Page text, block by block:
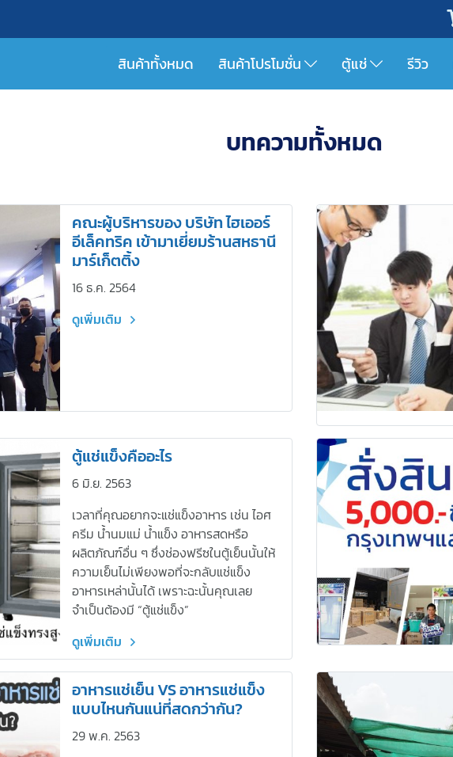
สินค้าทั้งหมด สินค้าโปรโมชั่น ตู้แช่ รีวิว
บทความทั้งหมด
คณะผู้บริหารของ บริษัท ไฮเออร์
อีเล็คทริค เข้ามาเยี่ยมร้านสหธานี
มาร์เก็ตติ้ง
16 ธ.ค. 2564
ดูเพิ่มเติม
ตู้แช่แข็งคืออะไร
6 มิ.ย. 2563
เวลาที่คุณอยากจะแช่แข็งอาหาร เช่น ไอศ
ครีม น้ำนมแม่ น้ำแข็ง อาหารสดหรือ
ผลิตภัณฑ์อื่น ๆ ซึ่งช่องฟรีซในตู้เย็นนั้นให้
ความเย็นไม่เพียงพอที่จะกลับแช่แข็ง
อาหารเหล่านั้นได้ เพราะฉะนั้นคุณเลย
จำเป็นต้องมี “ตู้แช่แข็ง”
ดูเพิ่มเติม
อาหารแช่เย็น VS อาหารแช่แข็ง
แบบไหนกันแน่ที่สดกว่ากัน?
29 พ.ค. 2563